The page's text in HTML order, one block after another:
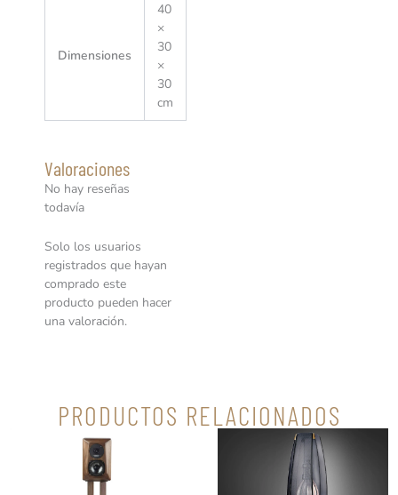
Dimensiones
40
×
30
×
30
cm
Valoraciones
No hay reseñas
todavía
Solo los usuarios
registrados que hayan
comprado este
producto pueden hacer
una valoración.
PRODUCTOS RELACIONADOS